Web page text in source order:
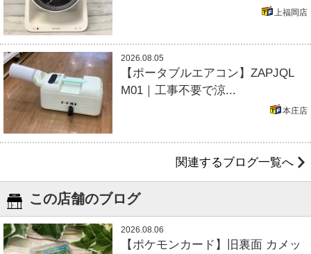
上福岡店
2026.08.05
【ポータブルエアコン】ZAPJQL
M01｜工事不要で涼...
本庄店
関連するブログ一覧へ
この店舗のブログ
2026.08.06
【ポケモンカード】旧裏面 カメッ